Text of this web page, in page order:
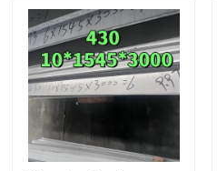
Los vídeos
Sobre nosotros
recorrido por la fábrica